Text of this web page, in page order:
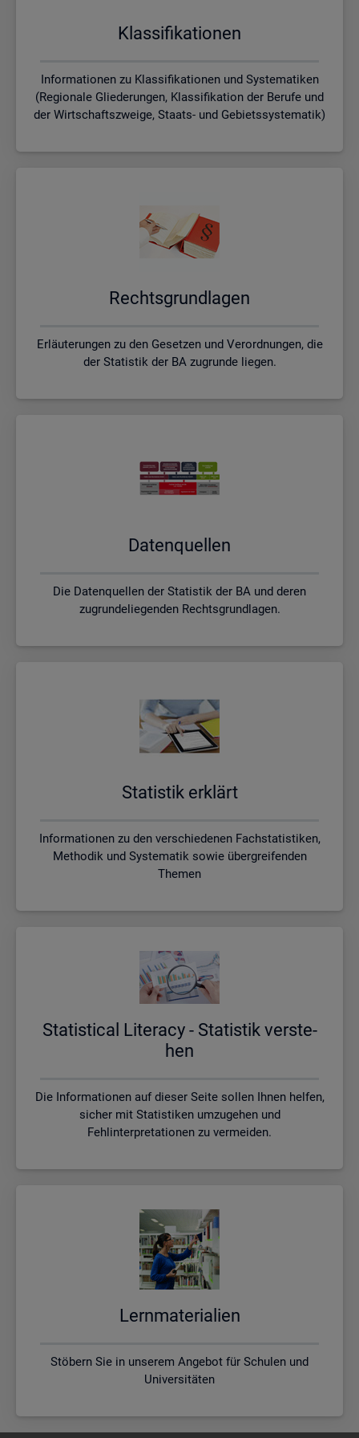
Klas­si­fi­ka­tio­nen
Informationen zu Klassifikationen und Systematiken
(Regionale Gliederungen, Klassifikation der Berufe und
der Wirtschaftszweige, Staats- und Gebietssystematik)
Rechts­grund­la­gen
Erläuterungen zu den Gesetzen und Verordnungen, die
der Statistik der BA zugrunde liegen.
Da­ten­quel­len
Die Datenquellen der Statistik der BA und deren
zugrundeliegenden Rechtsgrundlagen.
Sta­tis­tik er­klärt
Informationen zu den verschiedenen Fachstatistiken,
Methodik und Systematik sowie übergreifenden
Themen
Sta­ti­s­ti­cal Li­te­r­acy - Sta­tis­tik ver­ste­
hen
Die Informationen auf dieser Seite sollen Ihnen helfen,
sicher mit Statistiken umzugehen und
Fehlinterpretationen zu vermeiden.
Lern­ma­te­ria­li­en
Stöbern Sie in unserem Angebot für Schulen und
Universitäten